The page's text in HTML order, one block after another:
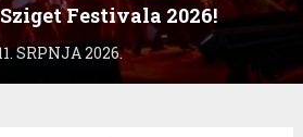
Festivala 2026!
SRPNJA 2026.